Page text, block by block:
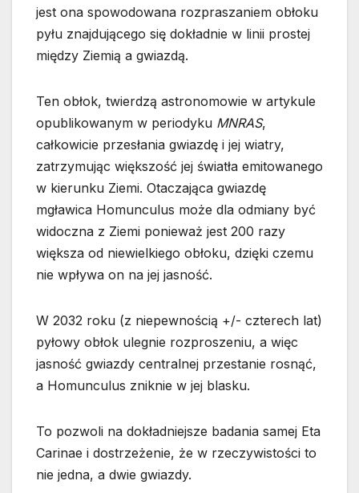
jest ona spowodowana rozpraszaniem obłoku
pyłu znajdującego się dokładnie w linii prostej
między Ziemią a gwiazdą.
Ten obłok, twierdzą astronomowie w artykule
opublikowanym w periodyku MNRAS,
całkowicie przesłania gwiazdę i jej wiatry,
zatrzymując większość jej światła emitowanego
w kierunku Ziemi. Otaczająca gwiazdę
mgławica Homunculus może dla odmiany być
widoczna z Ziemi ponieważ jest 200 razy
większa od niewielkiego obłoku, dzięki czemu
nie wpływa on na jej jasność.
W 2032 roku (z niepewnością +/- czterech lat)
pyłowy obłok ulegnie rozproszeniu, a więc
jasność gwiazdy centralnej przestanie rosnąć,
a Homunculus zniknie w jej blasku.
To pozwoli na dokładniejsze badania samej Eta
Carinae i dostrzeżenie, że w rzeczywistości to
nie jedna, a dwie gwiazdy.